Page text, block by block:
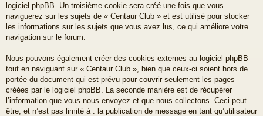
logiciel phpBB. Un troisième cookie sera créé une fois que vous
naviguerez sur les sujets de « Centaur Club » et est utilisé pour stocker
les informations sur les sujets que vous avez lus, ce qui améliore votre
navigation sur le forum.
Nous pouvons également créer des cookies externes au logiciel phpBB
tout en naviguant sur « Centaur Club », bien que ceux-ci soient hors de
portée du document qui est prévu pour couvrir seulement les pages
créées par le logiciel phpBB. La seconde manière est de récupérer
l’information que vous nous envoyez et que nous collectons. Ceci peut
être, et n’est pas limité à : la publication de message en tant qu’utilisateur